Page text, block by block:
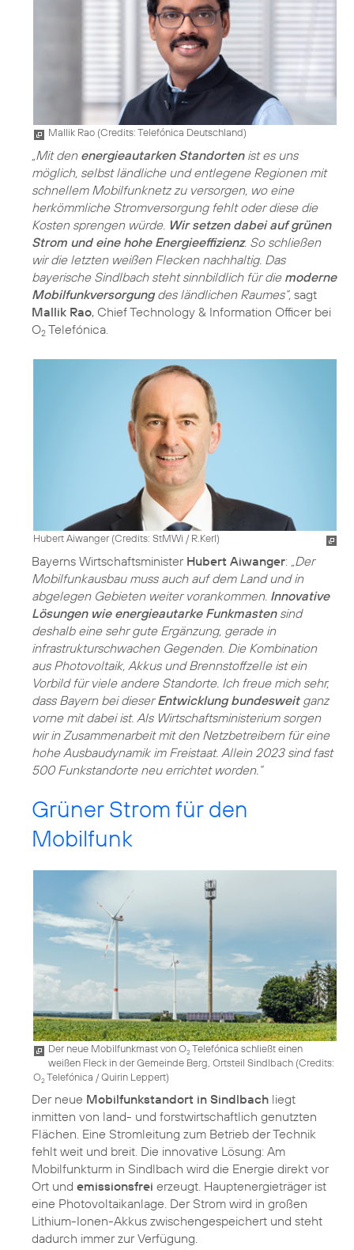
Mallik Rao (Credits: Telefónica Deutschland)
„Mit den energieautarken Standortenist es uns
möglich, selbst ländliche und entlegene Regionen mit
schnellem Mobilfunknetz zu versorgen, wo eine
herkömmliche Stromversorgung fehlt oder diese die
Kosten sprengen würde. Wir setzen dabei auf grünen
Strom und eine hohe Energieeffizienz. So schließen
wir die letzten weißen Flecken nachhaltig. Das
bayerische Sindlbach steht sinnbildlich für die moderne
Mobilfunkversorgungdes ländlichen Raumes“, sagt
Mallik Rao, Chief Technology & Information Officer bei
O2 Telefónica.
Hubert Aiwanger (Credits: StMWi / R.Kerl)
Bayerns Wirtschaftsminister Hubert Aiwanger: „Der
Mobilfunkausbau muss auch auf dem Land und in
abgelegen Gebieten weiter vorankommen. Innovative
Lösungen wie energieautarke Funkmastensind
deshalb eine sehr gute Ergänzung, gerade in
infrastrukturschwachen Gegenden. Die Kombination
aus Photovoltaik, Akkus und Brennstoffzelle ist ein
Vorbild für viele andere Standorte. Ich freue mich sehr,
dass Bayern bei dieserEntwicklung bundesweitganz
vorne mit dabei ist. Als Wirtschaftsministerium sorgen
wir in Zusammenarbeit mit den Netzbetreibern für eine
hohe Ausbaudynamik im Freistaat. Allein 2023 sind fast
500 Funkstandorte neu errichtet worden.“
Grüner Strom für den
Mobilfunk
Der neue Mobilfunkmast von O2Telefónica schließt einen
weißen Fleck in der Gemeinde Berg, Ortsteil Sindlbach (Credits:
O2Telefónica / Quirin Leppert)
Der neue Mobilfunkstandort in Sindlbach liegt
inmitten von land- und forstwirtschaftlich genutzten
Flächen. Eine Stromleitung zum Betrieb der Technik
fehlt weit und breit. Die innovative Lösung: Am
Mobilfunkturm in Sindlbach wird die Energie direkt vor
Ort und emissionsfrei erzeugt. Hauptenergieträger ist
eine Photovoltaikanlage. Der Strom wird in großen
Lithium-Ionen-Akkus zwischengespeichert und steht
dadurch immer zur Verfügung.